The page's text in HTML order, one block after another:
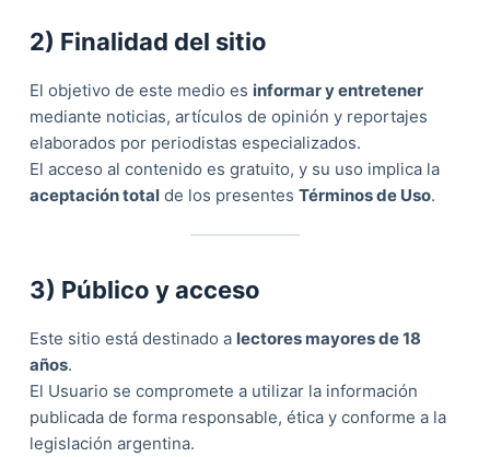
2) Finalidad del sitio
El objetivo de este medio es informar y entretener
mediante noticias, artículos de opinión y reportajes
elaborados por periodistas especializados.
El acceso al contenido es gratuito, y su uso implica la
aceptación totalde los presentes Términos de Uso.
3) Público y acceso
Este sitio está destinado a lectores mayores de 18
años.
El Usuario se compromete a utilizar la información
publicada de forma responsable, ética y conforme a la
legislación argentina.